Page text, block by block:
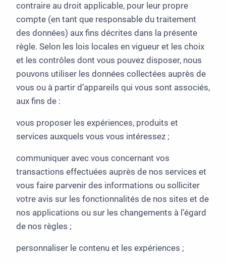
contraire au droit applicable, pour leur propre
compte (en tant que responsable du traitement
des données) aux fins décrites dans la présente
règle. Selon les lois locales en vigueur et les choix
et les contrôles dont vous pouvez disposer, nous
pouvons utiliser les données collectées auprès de
vous ou à partir d’appareils qui vous sont associés,
aux fins de :
vous proposer les expériences, produits et
services auxquels vous vous intéressez ;
communiquer avec vous concernant vos
transactions effectuées auprès de nos services et
vous faire parvenir des informations ou solliciter
votre avis sur les fonctionnalités de nos sites et de
nos applications ou sur les changements à l’égard
de nos règles ;
personnaliser le contenu et les expériences ;